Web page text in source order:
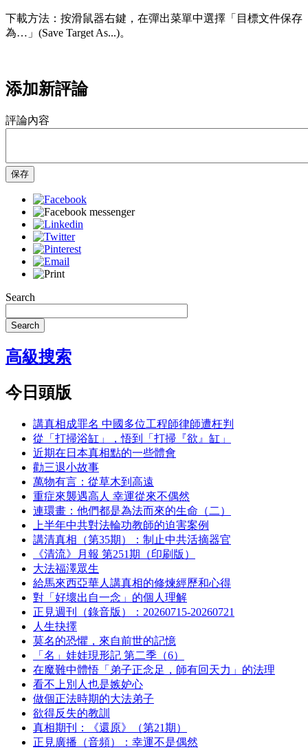
下載方法：按滑鼠器右鍵，在彈出菜單中選擇「目標文件保存
為…」(Save Target As...)。
添加新評論
評論內容
保存
Search
Search
高級搜索
今日頭版
講真相成罪名 中國多位工程師律師遭枉判
從「打掃浴缸」，悟到「打掃『欲』缸」
近期在日本真相點的一些體會
勸三退小故事
萬物有言：從草木到高遠
重症來襲遇高人 幸運從來不偶然
連環畫：他們都是為法而來的生命（二）
上半年中共對法輪功教師的迫害案例
講清真相（第35期）：制止中共活摘器官
《清流》月報 第251期（印刷版）
大法福澤眾生
給馬來西亞華人講真相的修煉經歷和心得
對「好壞出自一念」的個人理解
正見週刊（錄音版）：20260715-20260721
人生抉擇
莫名的恐懼，來自前世的記憶
「名」娃娃現形記 第二季（6）
在魔難中體悟「弟子正念足，師有回天力」的法理
看不上別人也是嫉妒心
做個正法時期的大法弟子
欲得反失的教訓
真相期刊：《還原》（第21期）
正見廣播（音頻）：幸運不是偶然